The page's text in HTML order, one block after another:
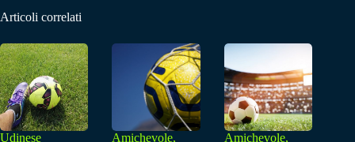
Articoli correlati
Udinese
Amichevole,
Amichevole,